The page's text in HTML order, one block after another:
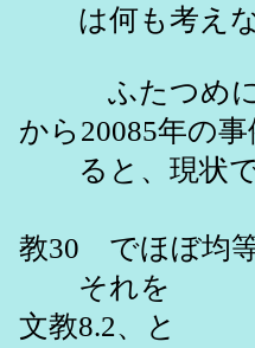
は何も考えな
ふたつめには
から20085年の
ると、現状で
民生
教30 でほぼ均
それを 民
文教8.2、と